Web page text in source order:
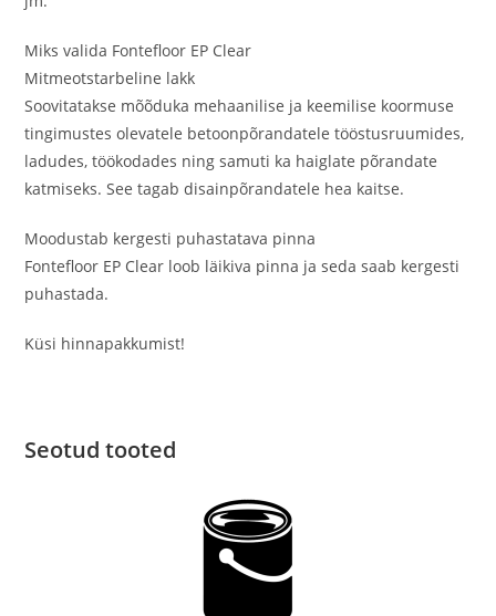
Miks valida Fontefloor EP Clear
Mitmeotstarbeline lakk
Soovitatakse mõõduka mehaanilise ja keemilise koormuse
tingimustes olevatele betoonpõrandatele tööstusruumides,
ladudes, töökodades ning samuti ka haiglate põrandate
katmiseks. See tagab disainpõrandatele hea kaitse.
Moodustab kergesti puhastatava pinna
Fontefloor EP Clear loob läikiva pinna ja seda saab kergesti
puhastada.
Küsi hinnapakkumist!
Seotud tooted